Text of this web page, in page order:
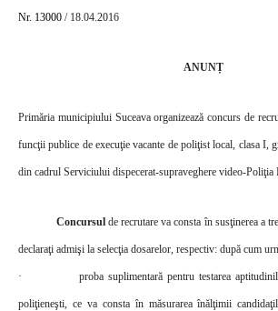
Nr. 13000 / 18.04.2016
ANUNȚ
Primăria municipiului Suceava organizează concurs de
funcţii publice de execuţie vacante de poliţist local, clasa I,
din cadrul Serviciului dispecerat-supraveghere video-Poliţia
Concursulde recrutare va consta în susţinerea a
declaraţi admişi la selecţia dosarelor, respectiv: după cum
· proba suplimentară pentru testarea
poliţieneşti, ce va consta în măsurarea înălţimii